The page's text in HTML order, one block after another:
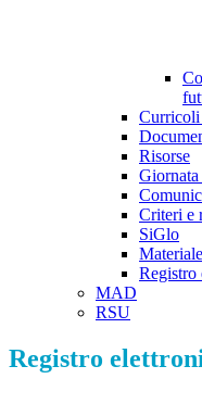
Curricoli
Risorse
Criteri e
SiGlo
Registro
MAD
RSU
Registro